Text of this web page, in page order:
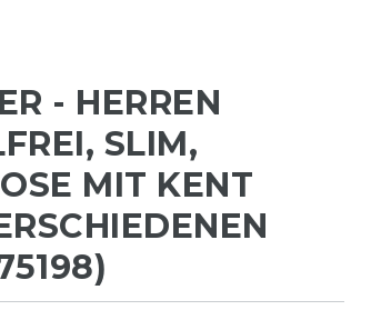
- HERREN
SLIM,
MIT KENT